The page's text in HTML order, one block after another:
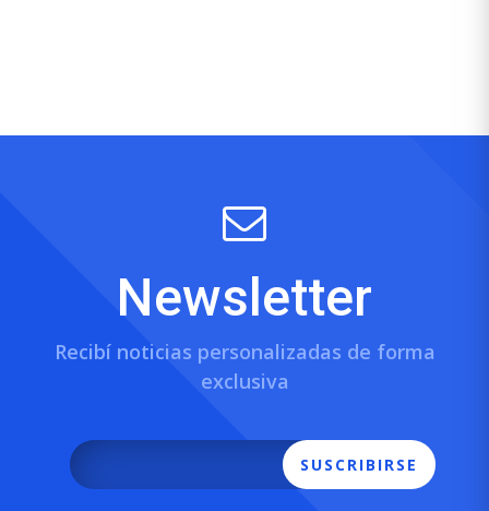
Newsletter
Recibí noticias personalizadas de forma
exclusiva
SUSCRIBIRSE